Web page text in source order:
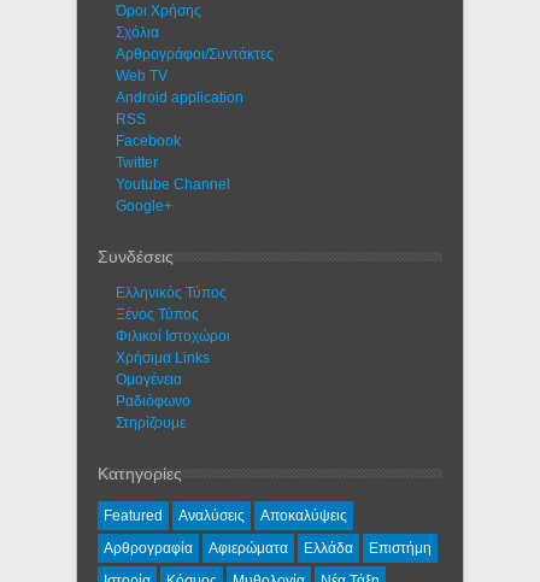
Όροι Χρήσης
Σχόλια
Αρθρογράφοι/Συντάκτες
Web TV
Android application
RSS
Facebook
Twitter
Youtube Channel
Google+
Συνδέσεις
Ελληνικός Τύπος
Ξένος Τύπος
Φιλικοί Ιστοχώροι
Χρήσιμα Links
Ομογένεια
Ραδιόφωνο
Στηρίζουμε
Κατηγορίες
Featured Αναλύσεις
Αποκαλύψεις
Αρθρογραφία
Αφιερώματα Ελλάδα
Επιστήμη